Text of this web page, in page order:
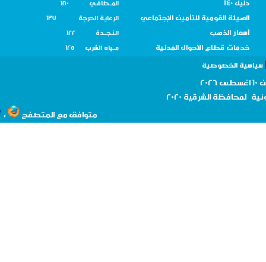
دليل 140 المــطافـي 180
الهيئة القومية للتأمين الإجتماعي الرعاية الحرجة 137
أسعار الذهب النـجــدة 122
خدمات قطاع الأحوال المدنية مــياه الشرب 125
الخصوصية
لمحافظةالشرقية 2020
متوافق مع المتصفح ،